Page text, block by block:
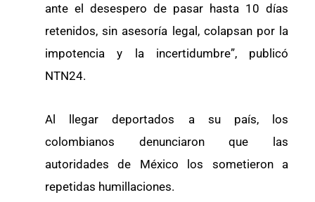
ante el desespero de pasar hasta 10 días
retenidos, sin asesoría legal, colapsan por la
impotencia y la incertidumbre”, publicó
NTN24.
Al llegar deportados a su país, los
colombianos denunciaron que las
autoridades de México los sometieron a
repetidas humillaciones.